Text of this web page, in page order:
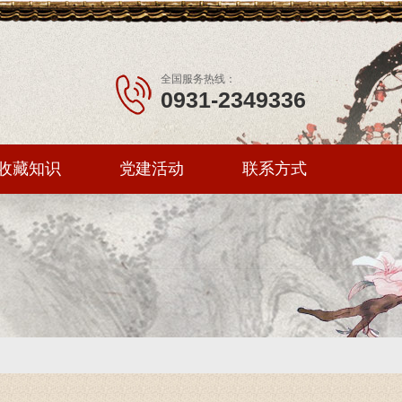
全国服务热线：
0931-2349336
藏知识 党建活动 联系方式